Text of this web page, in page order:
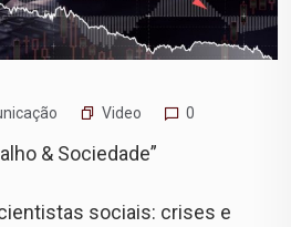
Video 0
& Sociedade”
sociais: crises e